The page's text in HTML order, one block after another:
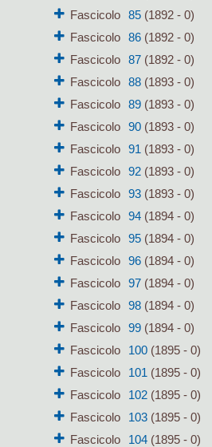
Fascicolo
85(1892 - 0)
Fascicolo
86(1892 - 0)
Fascicolo
87(1892 - 0)
Fascicolo
88(1893 - 0)
Fascicolo
89(1893 - 0)
Fascicolo
90(1893 - 0)
Fascicolo
91 (1893 - 0)
Fascicolo
92(1893 - 0)
Fascicolo
93(1893 - 0)
Fascicolo
94(1894 - 0)
Fascicolo
95(1894 - 0)
Fascicolo
96(1894 - 0)
Fascicolo
97(1894 - 0)
Fascicolo
98(1894 - 0)
Fascicolo
99(1894 - 0)
Fascicolo
100(1895 - 0)
Fascicolo
101 (1895 - 0)
Fascicolo
102(1895 - 0)
Fascicolo
103(1895 - 0)
Fascicolo
104(1895 - 0)